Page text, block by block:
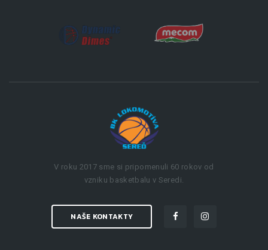
V roku 2017 sme si pripomenuli 60 rokov od
vzniku basketbalu v Seredi.
NAŠE KONTAKTY